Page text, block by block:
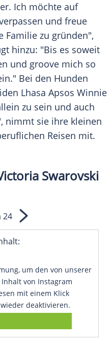
Ich möchte auf
und freue
Familie zu gründen",
hinzu: "Bis es soweit
und groove mich so
Bei den Hunden
Lhasa Apsos Winnie
zu sein und auch
nimmt sie ihre kleinen
Reisen mit.
Swarovski
um den von unserer
von Instagram
mit einem Klick
deaktivieren.
24